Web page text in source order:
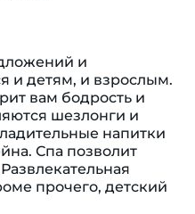
и
и детям, и взрослым.
вам бодрость и
шезлонги и
напитки
Спа позволит
прочего, детский